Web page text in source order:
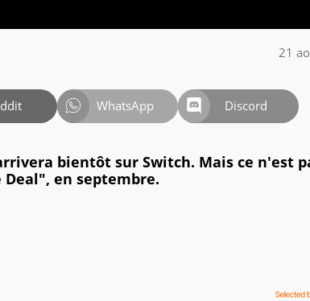
21
WhatsApp Discord
bientôt sur Switch. Mais ce n'est
en septembre.